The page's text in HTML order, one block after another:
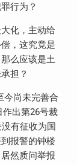
行为？
化，主动给
，这究竟是
么应该是土
担？
今尚未完善合
出第26号裁
有征收为国
报警的钟楼
然质问举报